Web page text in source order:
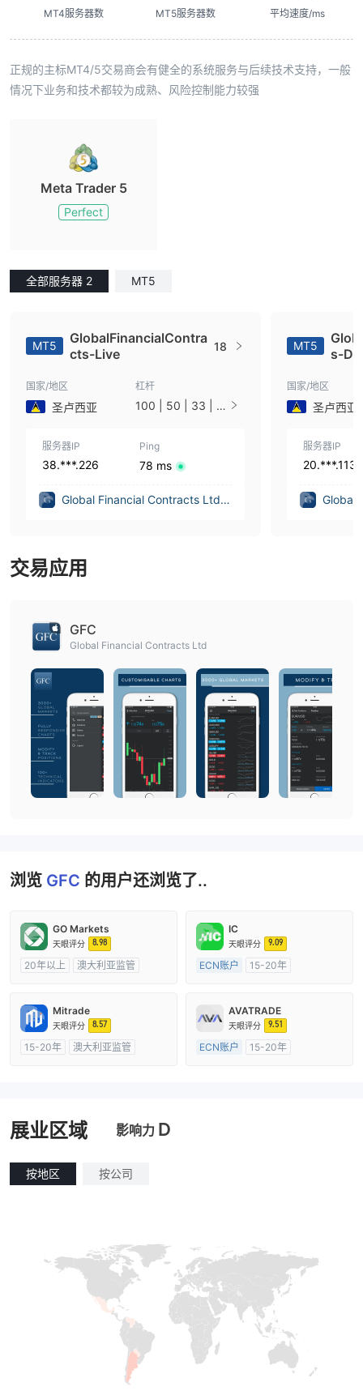
MT4服务器数 MT5服务器数 平均速度/ms
正规的主标MT4/5交易商会有健全的系统服务与后续技术支持，一般
情况下业务和技术都较为成熟、风险控制能力较强
Meta Trader 5
Perfect
全部服务器 2 MT5
MT5
GlobalFinancialContra
cts-Live
18
国家/地区
圣卢西亚
杠杆
100 | 50 | 33 | 2
服务器IP
38.***.226
Ping
78 ms
Global Financial Contracts Ltd.
MT5
s-
国家/地区
圣卢西亚
服务器IP
20.***.113
Global
交易应用
GFC
Global Financial Contracts Ltd
浏览 GFC 的用户还浏览了..
GO Markets
天眼评分 8.98
20年以上
澳大利亚监管
IC
天眼评分 9.09
ECN账户
15-20年
Mitrade
天眼评分 8.57
15-20年
澳大利亚监管
AVATRADE
天眼评分 9.51
ECN账户
15-20年
展业区域 影响力 D
按地区 按公司